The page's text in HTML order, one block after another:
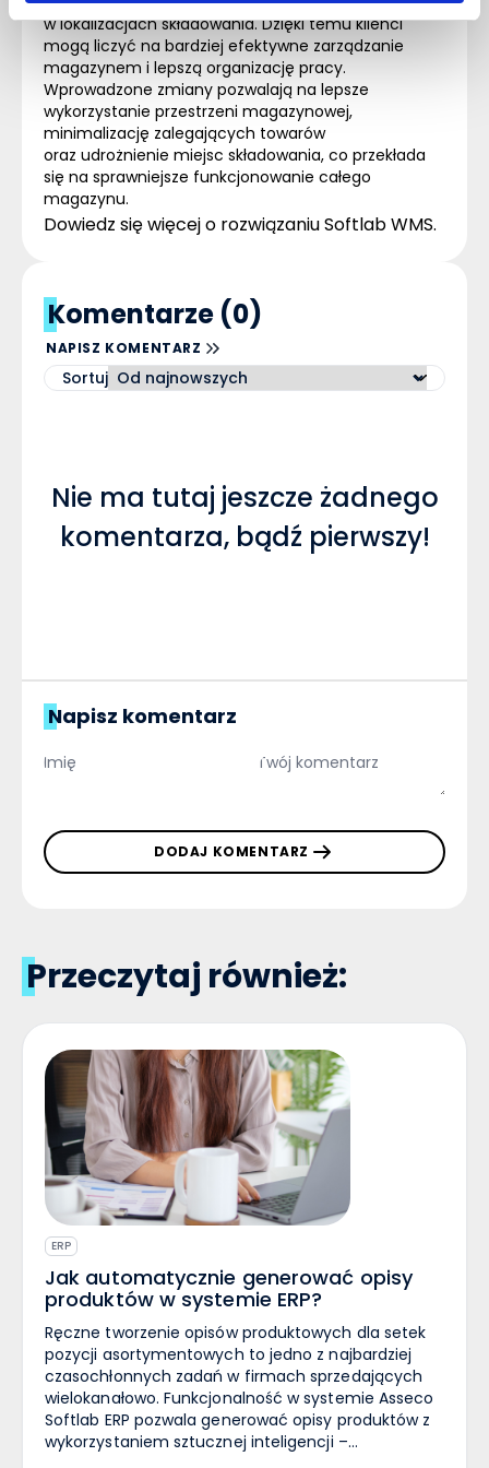
w lokalizacjach składowania. Dzięki temu klienci
mogą liczyć na bardziej efektywne zarządzanie
magazynem i lepszą organizację pracy.
Wprowadzone zmiany pozwalają na lepsze
wykorzystanie przestrzeni magazynowej,
minimalizację zalegających towarów
oraz udrożnienie miejsc składowania, co przekłada
się na sprawniejsze funkcjonowanie całego
magazynu.
Dowiedz się więcej o rozwiązaniuSoftlab WMS.
Komentarze (0)
NAPISZ KOMENTARZ
Sortuj
Nie ma tutaj jeszcze żadnego
komentarza, bądź pierwszy!
Napisz komentarz
DODAJ KOMENTARZ
Przeczytaj również:
ERP
Jak automatycznie generować opisy
produktów w systemie ERP?
Ręczne tworzenie opisów produktowych dla setek
pozycji asortymentowych to jedno z najbardziej
czasochłonnych zadań w firmach sprzedających
wielokanałowo. Funkcjonalność w systemie Asseco
Softlab ERP pozwala generować opisy produktów z
wykorzystaniem sztucznej inteligencji –